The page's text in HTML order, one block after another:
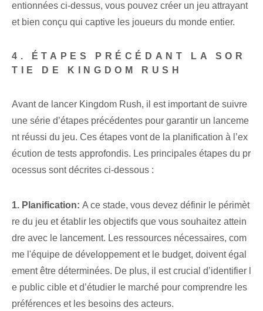
entionnées ci-dessus, vous pouvez créer un jeu attrayant
et bien conçu qui captive les joueurs du monde entier.
4. ÉTAPES PRÉCÉDANT LA SOR
TIE DE KINGDOM RUSH
Avant de lancer Kingdom Rush, il est important de suivre
une série d’étapes précédentes pour garantir un lanceme
nt réussi du jeu. Ces étapes vont de la planification à l’ex
écution de tests approfondis. Les principales étapes du pr
ocessus sont décrites ci-dessous :
1. Planification: A ce stade, vous devez définir le périmèt
re du jeu et établir les objectifs que vous souhaitez attein
dre avec le lancement. Les ressources nécessaires, com
me l'équipe de développement et le budget, doivent égal
ement être déterminées. De plus, il est crucial d’identifier l
e public cible et d’étudier le marché pour comprendre les
préférences et les besoins des acteurs.